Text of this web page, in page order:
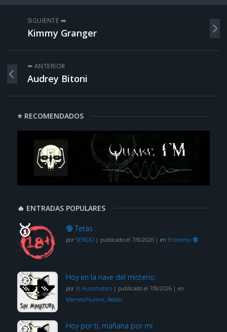
SIGUIENTE ➡️
Kimmy Granger
⬅️ ANTERIOR
Audrey Bitoni
⭐ RECOMENDADOS
🔥 ENTRADAS POPULARES
🔞 Tetas
por SERGIO| publicado el 7/8/2026| en Erotismo 🔞
Hoy en la nave del misterio:
por El Automático| publicado el 7/8/2026| en
Memes/Humor, Reddit
Hoy por ti, mañana por mí